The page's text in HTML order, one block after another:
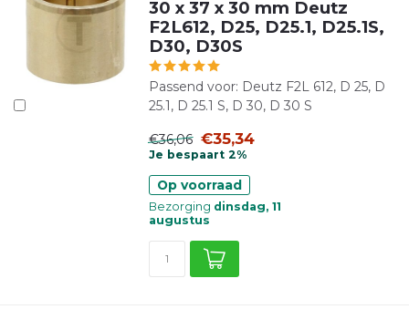
30 x 37 x 30 mm Deutz
F2L612, D25, D25.1, D25.1S,
D30, D30S
Passend voor: Deutz F2L 612, D 25, D
25.1, D 25.1 S, D 30, D 30 S
€36,06 €35,34
Je bespaart 2%
Op voorraad
Bezorging dinsdag, 11
augustus